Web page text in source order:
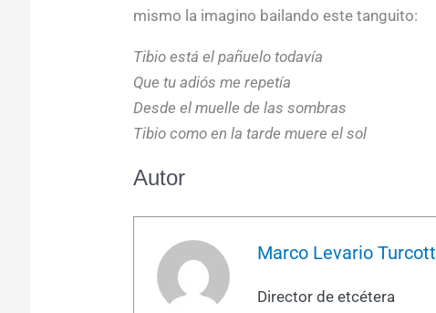
mismo la imagino bailando este tanguito:
Tibio está el pañuelo todavía
Que tu adiós me repetía
Desde el muelle de las sombras
Tibio como en la tarde muere el sol
Autor
Marco Levario Turcott
Director de etcétera